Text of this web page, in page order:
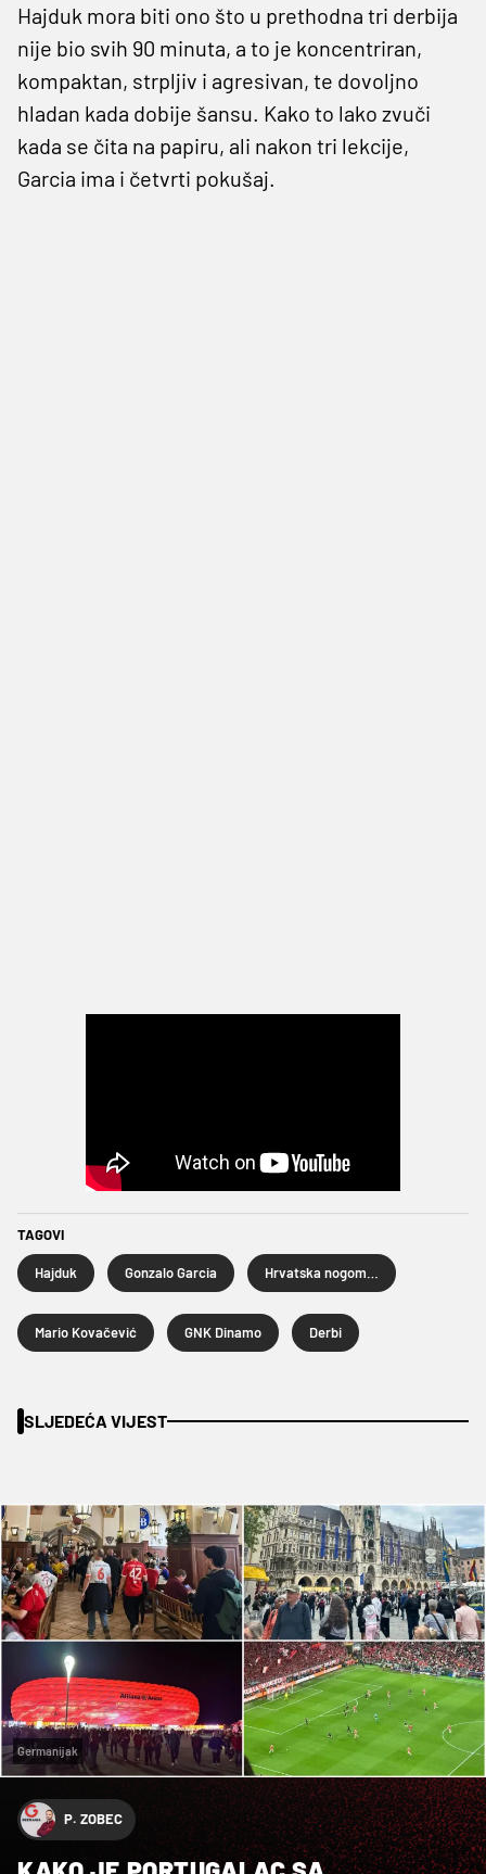
Hajduk mora biti ono što u prethodna tri derbija
nije bio svih 90 minuta, a to je koncentriran,
kompaktan, strpljiv i agresivan, te dovoljno
hladan kada dobije šansu. Kako to lako zvuči
kada se čita na papiru, ali nakon tri lekcije,
Garcia ima i četvrti pokušaj.
TAGOVI
Hajduk Gonzalo Garcia
Mario Kovačević GNK Dinamo Derbi
SLJEDEĆA VIJEST
Germanijak
P. ZOBEC